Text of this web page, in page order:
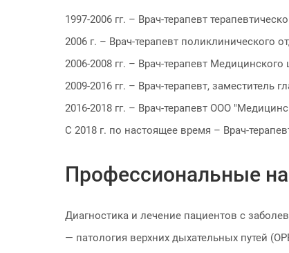
1997-2006 гг. – Врач-терапевт
2006 г. – Врач-терапевт поликлинического
2006-2008 гг. – Врач-терапевт
2009-2016 гг. – Врач-терапевт,
2016-2018 гг. – Врач-терапевт ООО
С 2018 г. по настоящее время – Врач-
Профессиональные
Диагностика и лечение пациентов с
— патология верхних дыхательных путей